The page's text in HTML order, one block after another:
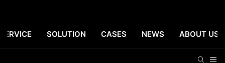
SERVICE SOLUTION CASES NEWS ABOUT US